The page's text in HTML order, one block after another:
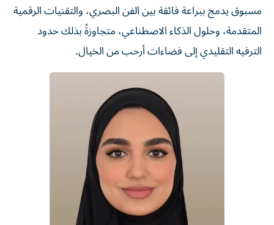
مسبوق يدمج ببراعة فائقة بين الفن البصري، والتقنيات الرقمية
المتقدمة، وحلول الذكاء الاصطناعي، متجاوزةً بذلك حدود
الترفيه التقليدي إلى فضاءات أرحب من الخيال.